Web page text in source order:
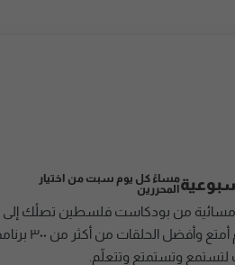
مساءً كل يوم سبت من اختيار
المحررين
مسائية من بودكاست فلسطين تصلُك إلى
الإلكتروني، تُقدِّم
لتستمع وتستمتع وتتعلّم.